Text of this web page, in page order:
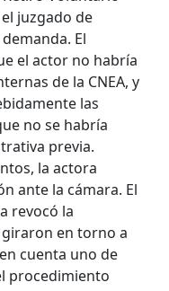
juzgado de
El
el actor no habría
de la CNEA, y
las
no se habría
previa.
la actora
ante la cámara. El
revocó la
en torno a
cuenta uno de
procedimiento